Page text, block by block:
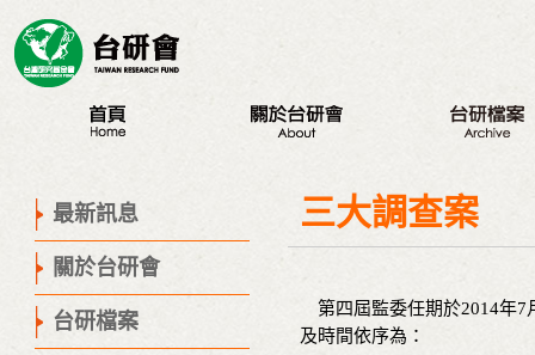
董事會
台研會週年活動
座談會
營隊
最新訊息
關於台研會
台研檔案
三大調查案
第四屆監委任期於2014年7
及時間依序為：